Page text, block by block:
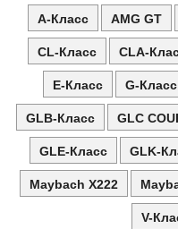
A-Класс AMG GT
CL-Класс CLA-
E-Класс G-Класс
GLB-Класс GLC
GLE-Класс GLK-
Maybach X222
V-